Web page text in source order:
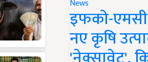
News
इफको-एमसी
नए कृषि